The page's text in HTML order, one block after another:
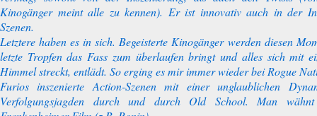
Kinogänger meint alle zu kennen). Er ist innovativ auch in der
Szenen.
Letztere haben es in sich. Begeisterte Kinogänger werden diesen
letzte Tropfen das Fass zum überlaufen bringt und alles sich mit
Himmel streckt, entlädt. So erging es mir immer wieder bei Rogue
Furios inszenierte Action-Szenen mit einer unglaublichen
Verfolgungsjagden durch und durch Old School. Man